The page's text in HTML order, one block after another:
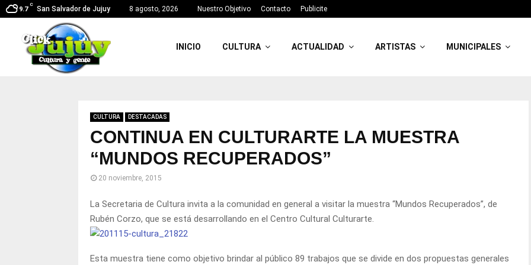
9.7
C
San Salvador de Jujuy 8 agosto, 2026 Nuestro Objetivo Contacto Publicite
INICIO CULTURA ACTUALIDAD ARTISTAS MUNICIPALES
CULTURA DESTACADAS
CONTINUA EN CULTURARTE LA MUESTRA
“MUNDOS RECUPERADOS”
20 noviembre, 2015
La Secretaria de Cultura invita a la comunidad en general a visitar la muestra “Mundos Recuperados”, de
Rubén Corzo, que se está desarrollando en el Centro Cultural Culturarte.
Esta muestra tiene como objetivo brindar al público 89 trabajos que se divide en dos propuestas generales